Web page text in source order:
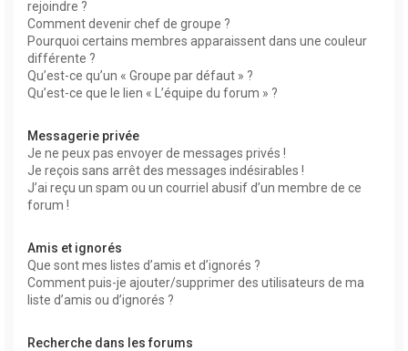
rejoindre ?
Comment devenir chef de groupe ?
Pourquoi certains membres apparaissent dans une couleur
différente ?
Qu’est-ce qu’un « Groupe par défaut » ?
Qu’est-ce que le lien « L’équipe du forum » ?
Messagerie privée
Je ne peux pas envoyer de messages privés !
Je reçois sans arrêt des messages indésirables !
J’ai reçu un spam ou un courriel abusif d’un membre de ce
forum !
Amis et ignorés
Que sont mes listes d’amis et d’ignorés ?
Comment puis-je ajouter/supprimer des utilisateurs de ma
liste d’amis ou d’ignorés ?
Recherche dans les forums